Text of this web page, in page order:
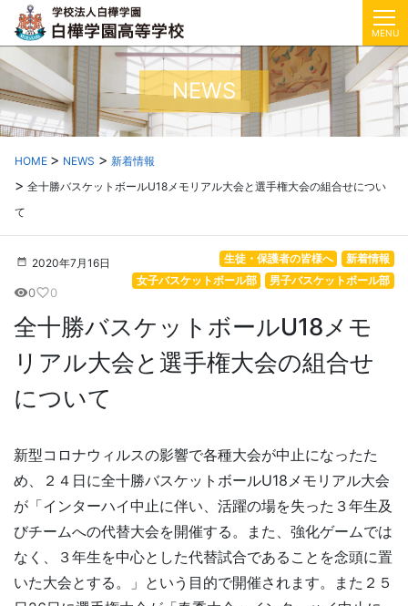
MENU
NEWS
HOME NEWS
新着情報
全十勝バスケットボールU18メモリアル大会と選手権大会の組合せについ
て
2020年7月16日 新着情報
生徒・保護者の皆様へ
男子バスケットボール部
女子バスケットボール部
visibility0favorite_border0
全十勝バスケットボールU18メモ
リアル大会と選手権大会の組合せ
について
新型コロナウィルスの影響で各種大会が中止になったた
め、２４日に全十勝バスケットボールU18メモリアル大会
が「インターハイ中止に伴い、活躍の場を失った３年生及
びチームへの代替大会を開催する。また、強化ゲームでは
なく、３年生を中心とした代替試合であることを念頭に置
いた大会とする。」という目的で開催されます。また２５